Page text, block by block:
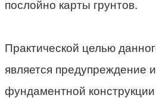
послойно карты грунтов.
Практической целью
является предупреждение
фундаментной